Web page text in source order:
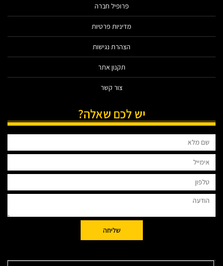
פרופיל חברה
מדיניות פרטיות
הצהרת נגישות
תקנון אתר
צור קשר
יש לכם שאלה?
שליחה